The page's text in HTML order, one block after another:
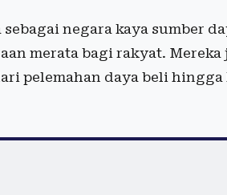
negara kaya sumber
merata bagi rakyat.
pelemahan daya beli